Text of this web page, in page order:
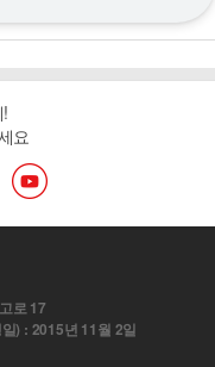
요
로 17
) : 2015년 11월 2일